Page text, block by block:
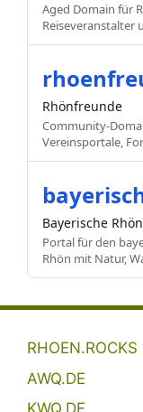
Aged Domain für
Reiseveranstalter
Rhönfreunde
Community-
Vereinsportale,
Bayerische Rhön
Portal für den
Rhön mit Natur,
RHOEN.ROCKS
AWQ.DE